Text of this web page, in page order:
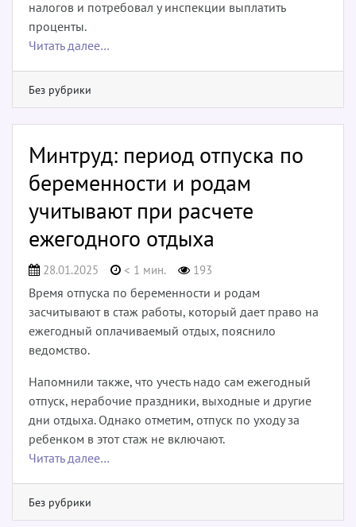
налогов и потребовал у инспекции выплатить
проценты.
Читать далее…
Без рубрики
Минтруд: период отпуска по
беременности и родам
учитывают при расчете
ежегодного отдыха
28.01.2025 < 1 мин. 193
Время отпуска по беременности и родам
засчитывают в стаж работы, который дает право на
ежегодный оплачиваемый отдых, пояснило
ведомство.
Напомнили также, что учесть надо сам ежегодный
отпуск, нерабочие праздники, выходные и другие
дни отдыха. Однако отметим, отпуск по уходу за
ребенком в этот стаж не включают.
Читать далее…
Без рубрики